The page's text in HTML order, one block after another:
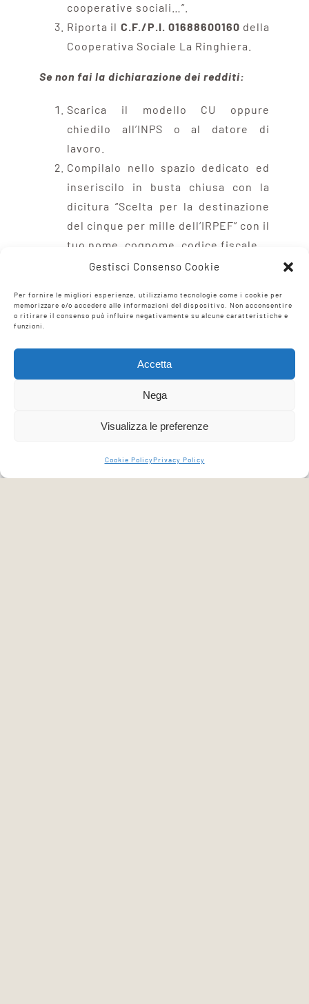
Gestisci Consenso Cookie
Per fornire le migliori esperienze, utilizziamo tecnologie come i cookie per
memorizzare e/o accedere alle informazioni del dispositivo. Non acconsentire
o ritirare il consenso può influire negativamente su alcune caratteristiche e
funzioni.
Accetta
Nega
Visualizza le preferenze
Cookie PolicyPrivacy Policy
cooperative sociali…”.
Riporta il C.F./P.I. 01688600160 della
Cooperativa Sociale La Ringhiera.
Se non fai la dichiarazione dei redditi:
Scarica il modello CU oppure
chiedilo all’INPS o al datore di
lavoro.
Compilalo nello spazio dedicato ed
inseriscilo in busta chiusa con la
dicitura “Scelta per la destinazione
del cinque per mille dell’IRPEF” con il
tuo nome, cognome, codice fiscale.
Consegnalo ad uno sportello delle
Per qualsiasi ulteriore informazione non
esitare a chiamare in Cooperativa e
chiedere diLoredana: tel.035 774475o
info@laringhiera.org
5X1000